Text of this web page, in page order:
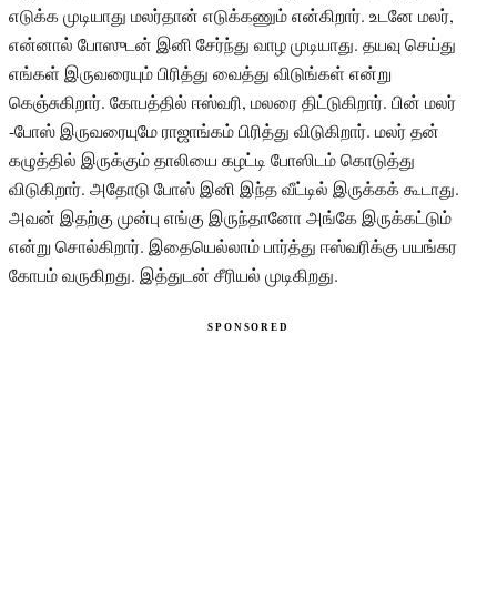
எடுக்க முடியாது மலர்தான் எடுக்கணும் என்கிறார். உடனே மலர்,
என்னால் போஸுடன் இனி சேர்ந்து வாழ முடியாது. தயவு செய்து
எங்கள் இருவரையும் பிரித்து வைத்து விடுங்கள் என்று
கெஞ்சுகிறார். கோபத்தில் ஈஸ்வரி, மலரை திட்டுகிறார். பின் மலர்
-போஸ் இருவரையுமே ராஜாங்கம் பிரித்து விடுகிறார். மலர் தன்
கழுத்தில் இருக்கும் தாலியை கழட்டி போஸிடம் கொடுத்து
விடுகிறார். அதோடு போஸ் இனி இந்த வீட்டில் இருக்கக் கூடாது.
அவன் இதற்கு முன்பு எங்கு இருந்தானோ அங்கே இருக்கட்டும்
என்று சொல்கிறார். இதையெல்லாம் பார்த்து ஈஸ்வரிக்கு பயங்கர
கோபம் வருகிறது. இத்துடன் சீரியல் முடிகிறது.